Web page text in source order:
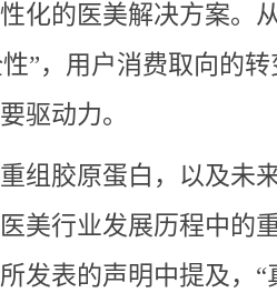
化的医美解决方案。
”，用户消费取向的
驱动力。
组胶原蛋白，以及未
美行业发展历程中的
发表的声明中提及，“